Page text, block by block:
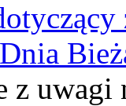
z uwagi